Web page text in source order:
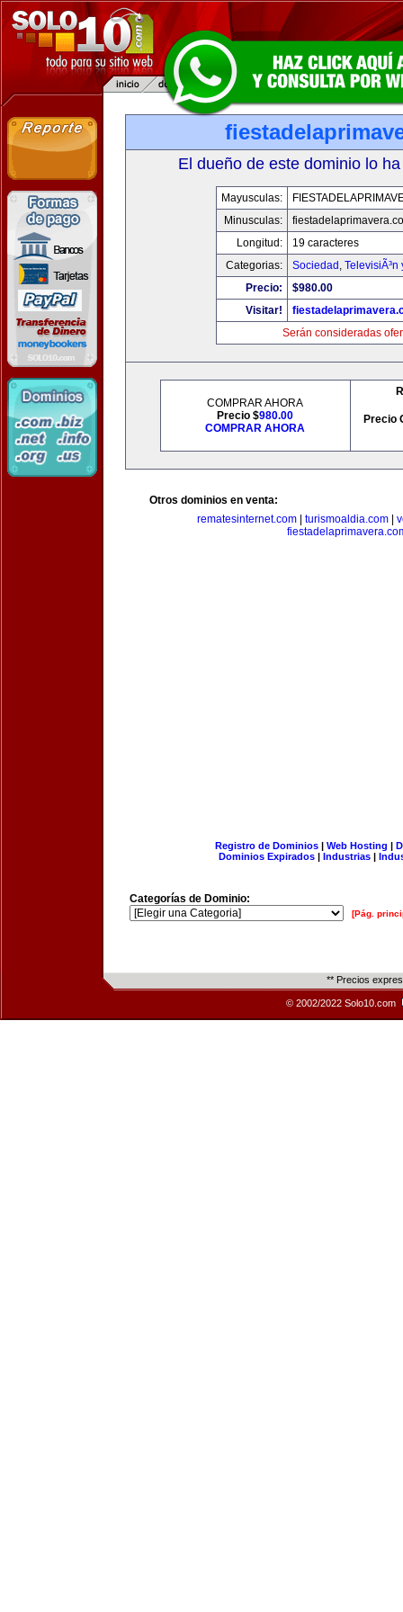
El dueño de este dominio lo
Mayusculas:
Minusculas:
Longitud:
19 caracteres
Categorias:
Sociedad , TelevisiÃ³n
Precio:
$980.00
Visitar!
Serán consideradas
COMPRAR AHORA
Precio $980.00
COMPRAR AHORA
Precio
Otros dominios en venta:
rematesinternet.com| turismoaldia.com|
Registro de Dominios| Web Hosting |
Dominios Expirados | Industrias |
Categorías de Dominio:
[Pág.
** Precios
© 2002/2022 Solo10.com